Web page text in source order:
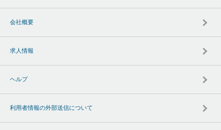
会社概要
求人情報
ヘルプ
利用者情報の外部送信について